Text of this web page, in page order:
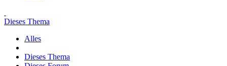
Dieses Thema
Alles
Dieses Thema